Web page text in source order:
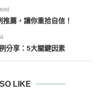
薦，讓你重拾自信！
分享：5大關鍵因素
LIKE